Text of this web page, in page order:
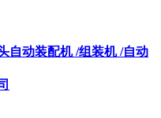
自动装配机 /组装机 /自动